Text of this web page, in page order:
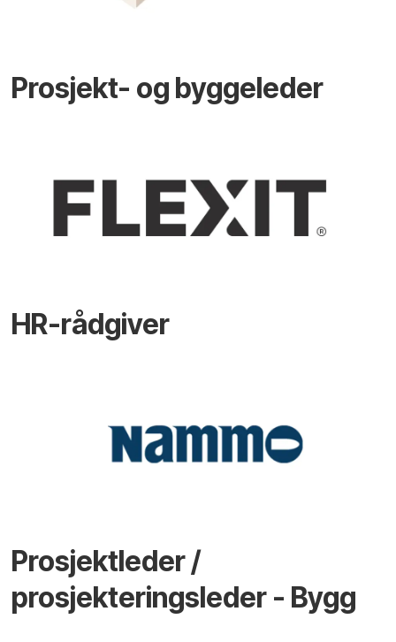
Prosjekt- og byggeleder
HR-rådgiver
Prosjektleder /
prosjekteringsleder - Bygg